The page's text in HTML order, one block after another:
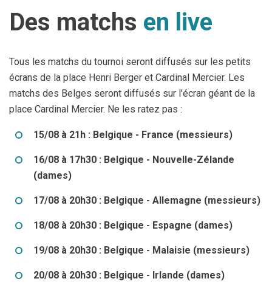
Des matchs en live
Tous les matchs du tournoi seront diffusés sur les petits
écrans de la place Henri Berger et Cardinal Mercier. Les
matchs des Belges seront diffusés sur l'écran géant de la
place Cardinal Mercier. Ne les ratez pas :
15/08 à 21h : Belgique - France (messieurs)
16/08 à 17h30 : Belgique - Nouvelle-Zélande
(dames)
17/08 à 20h30 : Belgique - Allemagne (messieurs)
18/08 à 20h30 : Belgique - Espagne (dames)
19/08 à 20h30 : Belgique - Malaisie (messieurs)
20/08 à 20h30 : Belgique - Irlande (dames)